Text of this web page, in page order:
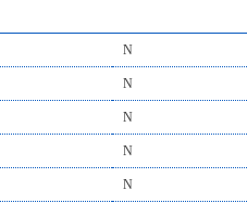
N
N
N
N
N